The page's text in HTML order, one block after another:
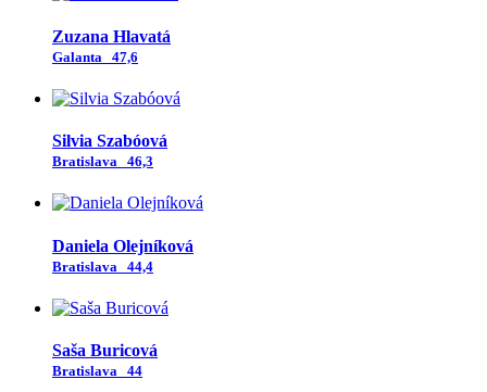
Zuzana Hlavatá
Galanta 47,6
Silvia Szabóová
Bratislava 46,3
Daniela Olejníková
Bratislava 44,4
Saša Buricová
Bratislava 44